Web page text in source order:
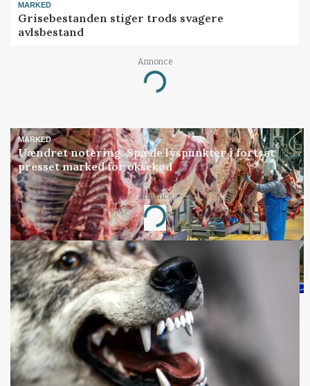
MARKED
Grisebestanden stiger trods svagere
avlsbestand
Annonce
Loading...
MARKED
Uændret notering: Spæde lyspunkter i fortsat
presset marked for oksekød
Annonce
Loading...